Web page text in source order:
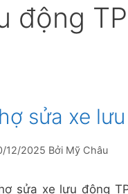
động
sửa xe
12/2025 Bởi Mỹ Châu
sửa xe lưu động